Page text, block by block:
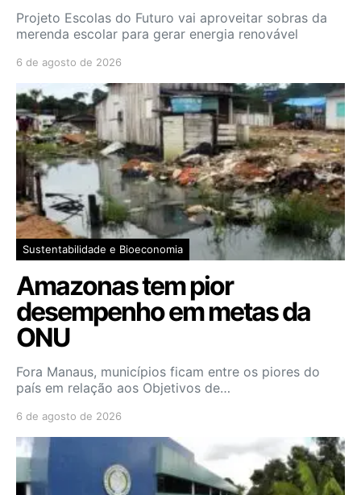
Projeto Escolas do Futuro vai aproveitar sobras da
merenda escolar para gerar energia renovável
6 de agosto de 2026
Sustentabilidade e Bioeconomia
Amazonas tem pior
desempenho em metas da
ONU
Fora Manaus, municípios ficam entre os piores do
país em relação aos Objetivos de…
6 de agosto de 2026